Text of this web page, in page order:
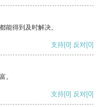
能得到及时解决。
支持[0] 反对[0]
。
支持[0] 反对[0]